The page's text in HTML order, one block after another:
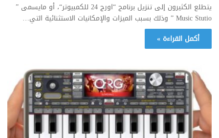
يتطلع الكثيرون إلى تنزيل برنامج “اورج 24 للكمبيوتر“، أو مايسمى ”
Music Stutio ” وذلك بسبب الميزات والإمكانيات الاستثنائية التي…
أكمل القراءة »